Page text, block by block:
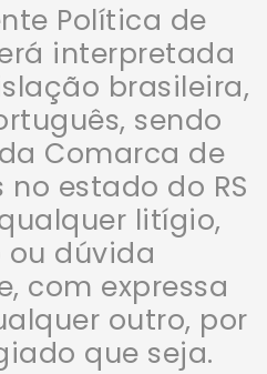
Política de
interpretada
brasileira,
sendo
Comarca de
estado do RS
litígio,
ou dúvida
com expressa
outro, por
que seja.